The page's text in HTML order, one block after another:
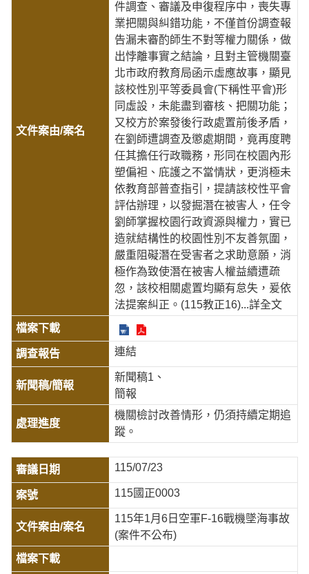
件調查、審議及申復程序中，喪失專
業把關與糾錯功能，不僅首份調查報
告漏未審酌師生不對等權力關係，做
出悖離事實之結論，且對主管機關臺
北市政府教育局函示虛應故事，顯見
該校性別平等委員會(下稱性平會)形
同虛設，未能盡到審核、把關功能；
又校方於案發後行政處置前後矛盾，
在劉師遭調查及懲處期間，竟再度聘
任其擔任行政職務，形同在校園內形
塑偏袒、庇護之不當情狀，更消極未
依教育部普查指引，提請該校性平會
評估辦理，以發掘潛在被害人，任令
劉師掌握校園行政資源與權力，實已
造就結構性的校園性別不友善氛圍，
嚴重阻礙潛在受害者之求助意願，消
極作為致使潛在被害人權益續遭疏
忽，該校相關處置均顯有怠失，爰依
法提案糾正。(115教正16)...詳全文
連結
新聞稿1
簡報
機關檢討改善情形，仍須持續定期追
蹤。
115/07/23
115國正0003
115年1月6日空軍F-16戰機墜海事故
(案件不公布)